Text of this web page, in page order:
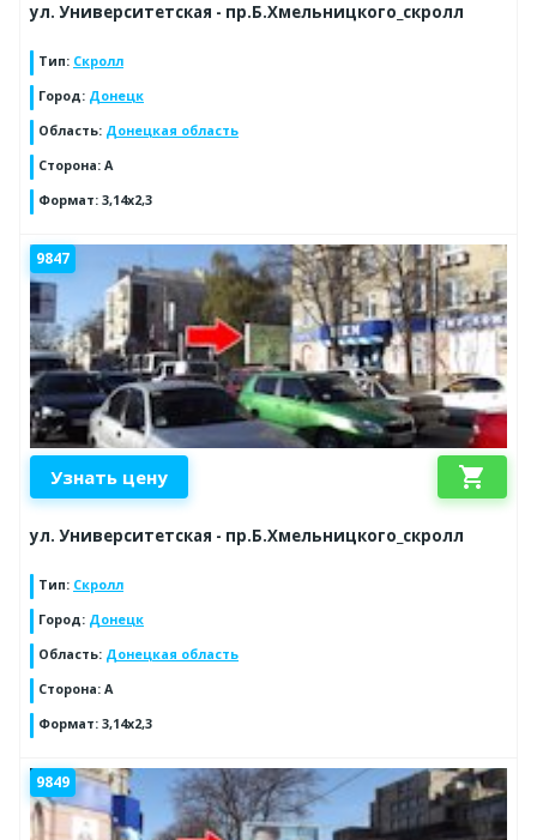
ул. Университетская - пр.Б.Хмельницкого_скролл
Тип: Скролл
Город: Донецк
Область: Донецкая область
Сторона: A
Формат: 3,14x2,3
9847
Узнать цену shopping_cart
ул. Университетская - пр.Б.Хмельницкого_скролл
Тип: Скролл
Город: Донецк
Область: Донецкая область
Сторона: A
Формат: 3,14x2,3
9849